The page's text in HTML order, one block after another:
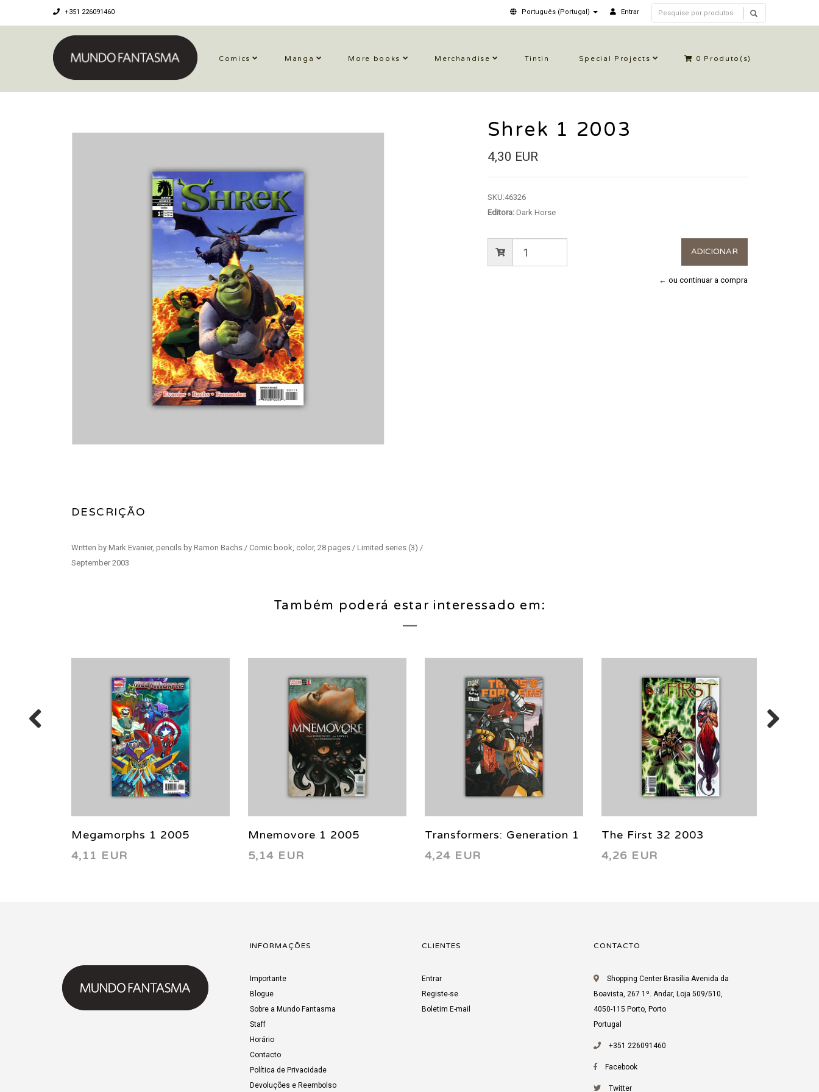
+351 226091460 Português (Portugal) Entrar
Comics Manga More books Merchandise Tintin Special Projects 0 Produto(s)
DESCRIÇÃO
Written by Mark Evanier, pencils by Ramon Bachs / Comic book, color, 28 pages / Limited series (3) /
September 2003
Shrek 1 2003
4,30 EUR
SKU:46326
Editora:Dark Horse
← ou continuar a compra
Também poderá estar interessado em:
Megamorphs 1 2005
4,11 EUR
Mnemovore 1 2005
5,14 EUR
Transformers: Generation 1
4 2002
4,24 EUR
The First 32 2003
4,26 EUR
INFORMAÇÕES
Importante
Blogue
Sobre a Mundo Fantasma
Staff
Horário
Contacto
Política de Privacidade
Devoluções e Reembolso
CLIENTES
Entrar
Registe-se
Boletim E-mail
CONTACTO
Shopping Center Brasília Avenida da
Boavista, 267 1º. Andar, Loja 509/510,
4050-115 Porto, Porto
Portugal
+351 226091460
Facebook
Twitter